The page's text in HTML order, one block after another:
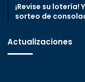
¡Revise su
sorteo de
Actualizaciones